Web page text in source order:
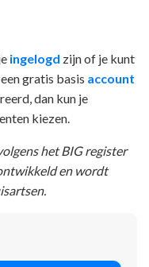
ingelogd zijn of je kunt
gratis basis account
dan kun je
kiezen.
het BIG register
en wordt